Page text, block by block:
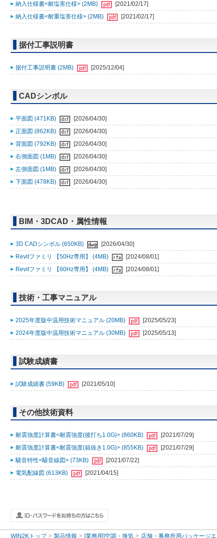
納入仕様書<耐塩害仕様> (2MB)
[2021/02/17]
納入仕様書<耐重塩害仕様> (2MB)
[2021/02/17]
据付工事説明書
据付工事説明書 (2MB) [2025/12/04]
CADシンボル
平面図 (471KB)
[2026/04/30]
正面図 (862KB)
[2026/04/30]
背面図 (792KB)
[2026/04/30]
右側面図 (1MB)
[2026/04/30]
左側面図 (1MB)
[2026/04/30]
下面図 (478KB)
[2026/04/30]
BIM・3DCAD・属性情報
3D CADシンボル (650KB)
[2026/04/30]
Revitファミリ 【50Hz専用】 (4MB)
[2024/08/01]
Revitファミリ 【60Hz専用】 (4MB)
[2024/08/01]
技術・工事マニュアル
2025年度版中温用技術マニュアル (20MB)
[2025/05/23]
2024年度版中温用技術マニュアル (30MB)
[2025/05/13]
試験成績書
試験成績書 (59KB) [2021/05/10]
その他技術資料
耐震強度計算書<耐震強度(後打ち1.0G)> (860KB)
[2021/07/29]
耐震強度計算書<耐震強度(箱抜き1.0G)> (855KB)
[2021/07/29]
騒音特性<騒音線図> (73KB)
[2021/07/22]
電気配線図 (613KB)
[2021/04/15]
WIN2Kトップ 製品情報 [業務用]空調・換気 店舗・事務所用パッケージ